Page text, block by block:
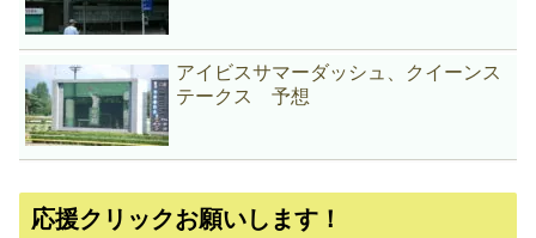
アイビスサマーダッシュ、クイーンス
テークス 予想
応援クリックお願いします！